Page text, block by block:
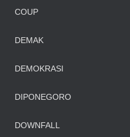
COUP
DEMAK
DEMOKRASI
DIPONEGORO
DOWNFALL